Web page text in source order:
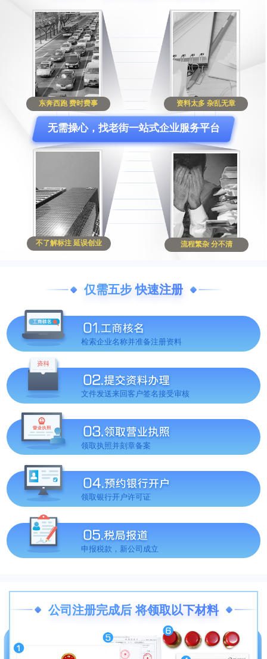
东奔西跑 费时费事 资料太多 杂乱无章
不了解标注 延误创业 流程繁杂 分不清
无需操心，找老街一站式企业服务平台
仅需五步 快速注册
检索企业名称并准备注册资料
文件发送来回客户签名接受审核
领取执照并刻章备案
领取银行开户许可证
申报税款，新公司成立
公司注册完成后 将领取以下材料